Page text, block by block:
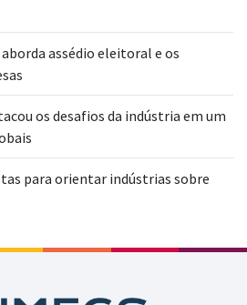
assédio eleitoral e os
os desafios da indústria em um
para orientar indústrias sobre